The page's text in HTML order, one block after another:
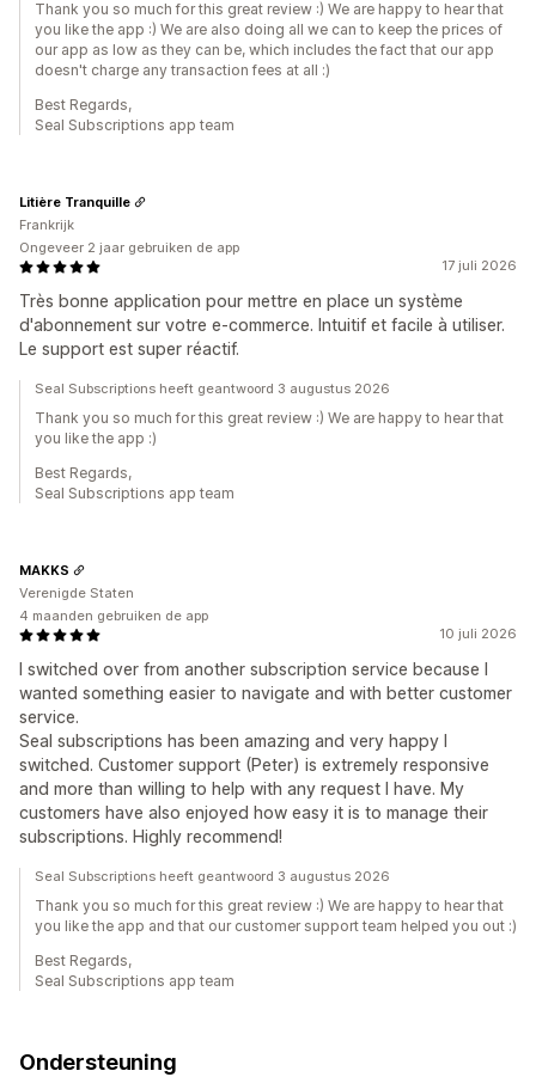
Thank you so much for this great review :) We are happy to hear that
you like the app :) We are also doing all we can to keep the prices of
our app as low as they can be, which includes the fact that our app
doesn't charge any transaction fees at all :)
Best Regards,
Seal Subscriptions app team
17 juli 2026
Très bonne application pour mettre en place un système
d'abonnement sur votre e-commerce. Intuitif et facile à utiliser.
Le support est super réactif.
Litière Tranquille
Frankrijk
Ongeveer 2 jaar gebruiken de app
Seal Subscriptions heeft geantwoord 3 augustus 2026
Thank you so much for this great review :) We are happy to hear that
you like the app :)
Best Regards,
Seal Subscriptions app team
10 juli 2026
I switched over from another subscription service because I
wanted something easier to navigate and with better customer
service.
Seal subscriptions has been amazing and very happy I
switched. Customer support (Peter) is extremely responsive
and more than willing to help with any request I have. My
customers have also enjoyed how easy it is to manage their
subscriptions. Highly recommend!
MAKKS
Verenigde Staten
4 maanden gebruiken de app
Seal Subscriptions heeft geantwoord 3 augustus 2026
Thank you so much for this great review :) We are happy to hear that
you like the app and that our customer support team helped you out :)
Best Regards,
Seal Subscriptions app team
Ondersteuning